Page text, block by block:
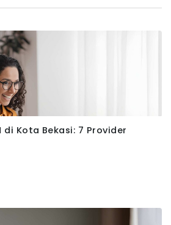
Kota Bekasi: 7 Provider